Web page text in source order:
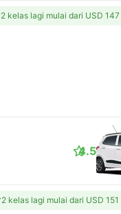
2 kelas lagi mulai dari USD 147
4.5
2 kelas lagi mulai dari USD 151